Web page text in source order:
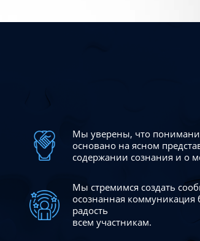
Мы уверены, что
основано на ясном
содержании сознания и о
Мы стремимся создать
осознанная коммуникация
радость
всем участникам.